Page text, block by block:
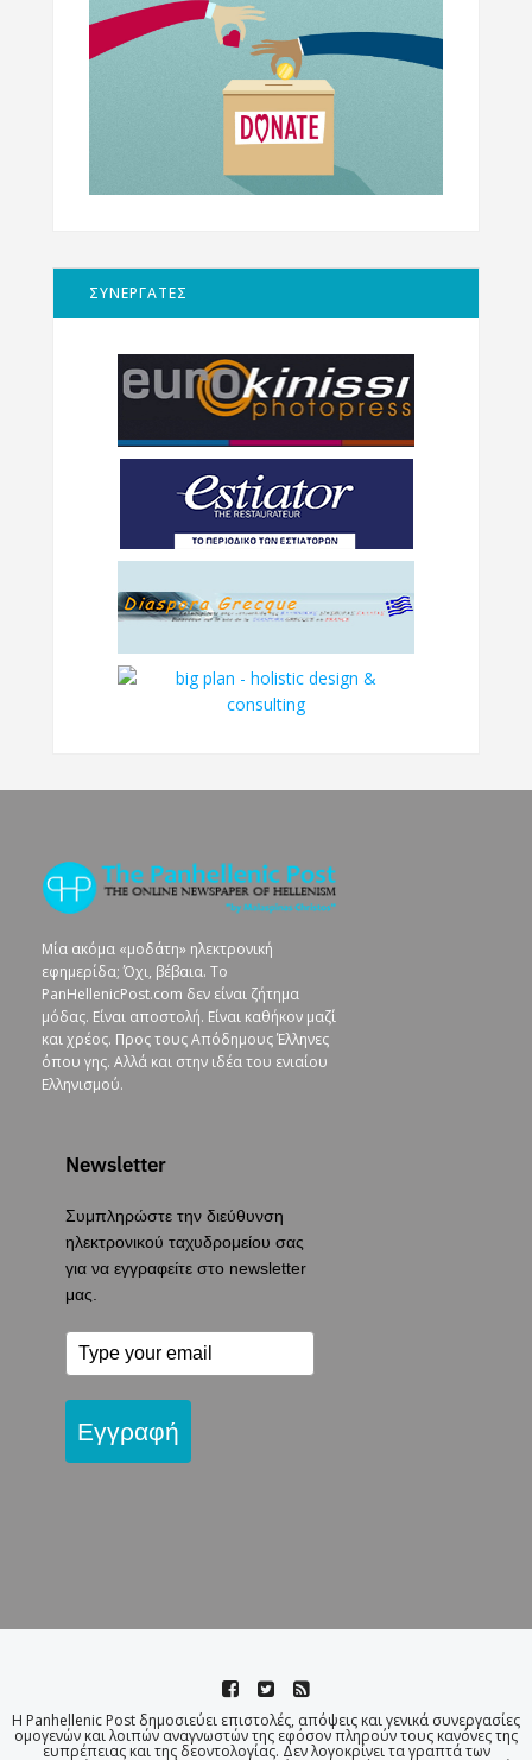
ΣΥΝΕΡΓΑΤΕΣ
Μία ακόμα «μοδάτη» ηλεκτρονική
εφημερίδα; Όχι, βέβαια. To
PanHellenicPost.com δεν είναι ζήτημα
μόδας. Είναι αποστολή. Είναι καθήκον μαζί
και χρέος. Προς τους Απόδημους Έλληνες
όπου γης. Αλλά και στην ιδέα του ενιαίου
Ελληνισμού.
Newsletter
Συμπληρώστε την διεύθυνση
ηλεκτρονικού ταχυδρομείου σας
για να εγγραφείτε στο newsletter
μας.
Εγγραφή
Η Panhellenic Post δημοσιεύει επιστολές, απόψεις και γενικά συνεργασίες
ομογενών και λοιπών αναγνωστών της εφόσον πληρούν τους κανόνες της
ευπρέπειας και της δεοντολογίας. Δεν λογοκρίνει τα γραπτά των